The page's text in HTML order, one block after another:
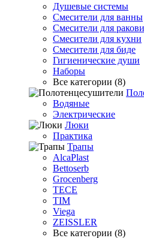
Душевые системы
Смесители для ванны
Смесители для
Смесители для кухни
Смесители для биде
Гигиенические души
Наборы
Все категории (8)
Водяные
Электрические
Люки
Практика
Трапы
AlcaPlast
Bettoserb
Grocenberg
TECE
TIM
Viega
ZEISSLER
Все категории (8)